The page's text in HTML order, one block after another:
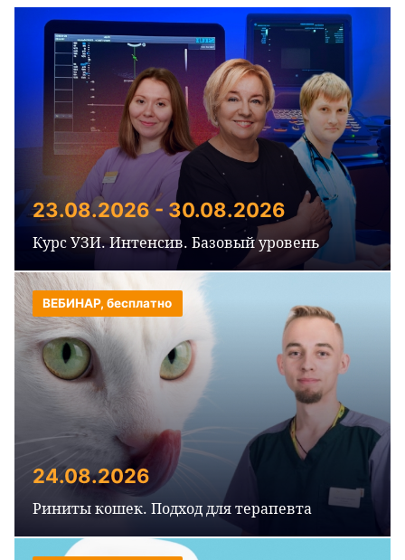
23.08.2026 - 30.08.2026
Курс УЗИ. Интенсив. Базовый уровень
ВЕБИНАР, бесплатно
24.08.2026
Риниты кошек. Подход для терапевта